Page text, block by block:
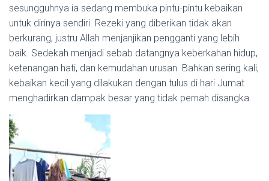
sesungguhnya ia sedang membuka pintu-pintu kebaikan
untuk dirinya sendiri. Rezeki yang diberikan tidak akan
berkurang, justru Allah menjanjikan pengganti yang lebih
baik. Sedekah menjadi sebab datangnya keberkahan hidup,
ketenangan hati, dan kemudahan urusan. Bahkan sering kali,
kebaikan kecil yang dilakukan dengan tulus di hari Jumat
menghadirkan dampak besar yang tidak pernah disangka.